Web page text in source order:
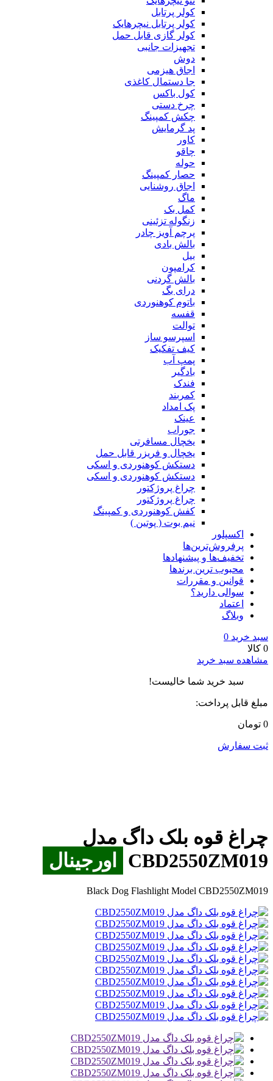
کولر پرتابل
کولر پرتابل نیچرهایک
کولر گازی قابل حمل
تجهیزات جانبی
دوش
اجاق هیزمی
جا دستمال کاغذی
کول باکس
چرخ دستی
چکش کمپینگ
پد گرمایش
کاور
چاقو
حوله
حصار کمپینگ
اجاق روشنایی
ماگ
کمل بک
زنگوله تزئینی
پرچم آویز چادر
بالش بادی
بیل
کرامپون
بالش گردنی
درای بگ
باتوم کوهنوردی
قفسه
توالت
اسپرسو ساز
کیف تفکیک
پمپ آب
بادگیر
فندک
کمربند
پک امداد
عینک
جوراب
یخچال مسافرتی
یخچال و فریزر قابل حمل
دستکش کوهنوردی و اسکی
دستکش کوهنوردی و اسکی
چراغ پروژکتور
چراغ پروژکتور
کفش کوهنوردی و کمپینگ
نیم بوت ( پوتین )
اکسپلور
پرفروش‌ترین‌ها
تخفیف‌ها و پیشنهادها
محبوب ترین برندها
قوانین و مقررات
سوالی دارید؟
اعتماد
وبلاگ
سبد خرید 0
0 کالا
مشاهده سبد خرید
سبد خرید شما خالیست!
مبلغ قابل پرداخت:
0 تومان
ثبت سفارش
چراغ قوه بلک داگ مدل‌
CBD2550ZM019
اورجینال
Black Dog Flashlight Model CBD2550ZM019